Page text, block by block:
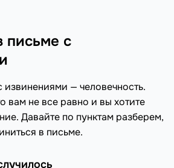
письме с
извинениями — человечность.
вам не все равно и вы хотите
Давайте по пунктам разберем,
в письме.